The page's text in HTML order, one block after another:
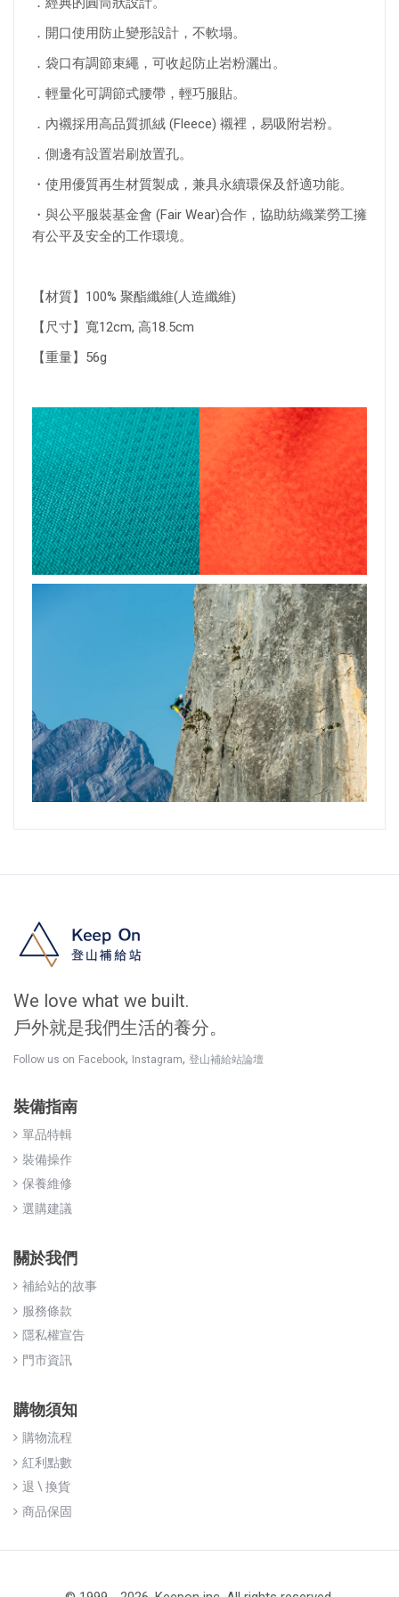
．開口使用防止變形設計，不軟塌。
．袋口有調節束繩，可收起防止岩粉灑出。
．輕量化可調節式腰帶，輕巧服貼。
．內襯採用高品質抓絨 (Fleece) 襯裡，易吸附岩粉。
．側邊有設置岩刷放置孔。
・使用優質再生材質製成，兼具永續環保及舒適功能。
・與公平服裝基金會 (Fair Wear)合作，協助紡織業勞工擁
有公平及安全的工作環境。
【材質】100% 聚酯纖維(人造纖維)
【尺寸】寬12cm, 高18.5cm
【重量】56g
We love what we built.
戶外就是我們生活的養分。
Follow us on Facebook, Instagram, 登山補給站論壇
裝備指南
單品特輯
裝備操作
保養維修
選購建議
關於我們
補給站的故事
服務條款
隱私權宣告
門市資訊
購物須知
購物流程
紅利點數
退 \ 換貨
商品保固